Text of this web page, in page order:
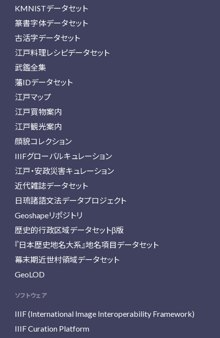
KMNISTデータセット
篆書字体データセット
古活字データセット
江戸料理レシピデータセット
武鑑全集
藩IDデータセット
江戸マップ
江戸買物案内
江戸観光案内
顔貌コレクション
IIIFグローバルキュレーション
江戸・安政災害キュレーション
近代雑誌データセット
日琉諸語文法データプロジェクト
Geoshapeリポジトリ
歴史的行政区域データセットβ版
『日本歴史地名大系』地名項目データセット
幕末期近世村領域データセット
GeoLOD
ソフトウェア
IIIF (International Image Interoperability Framework)
IIIF Curation Platform